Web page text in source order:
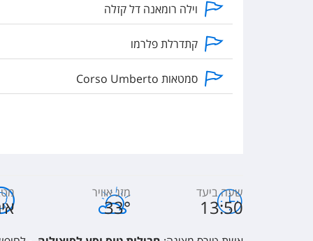
וילה רומאנה דל קזלה
קתדרלת פלרמו
סמטאות Corso Umberto
שעה ביעד
13:50
מזג אוויר
33°